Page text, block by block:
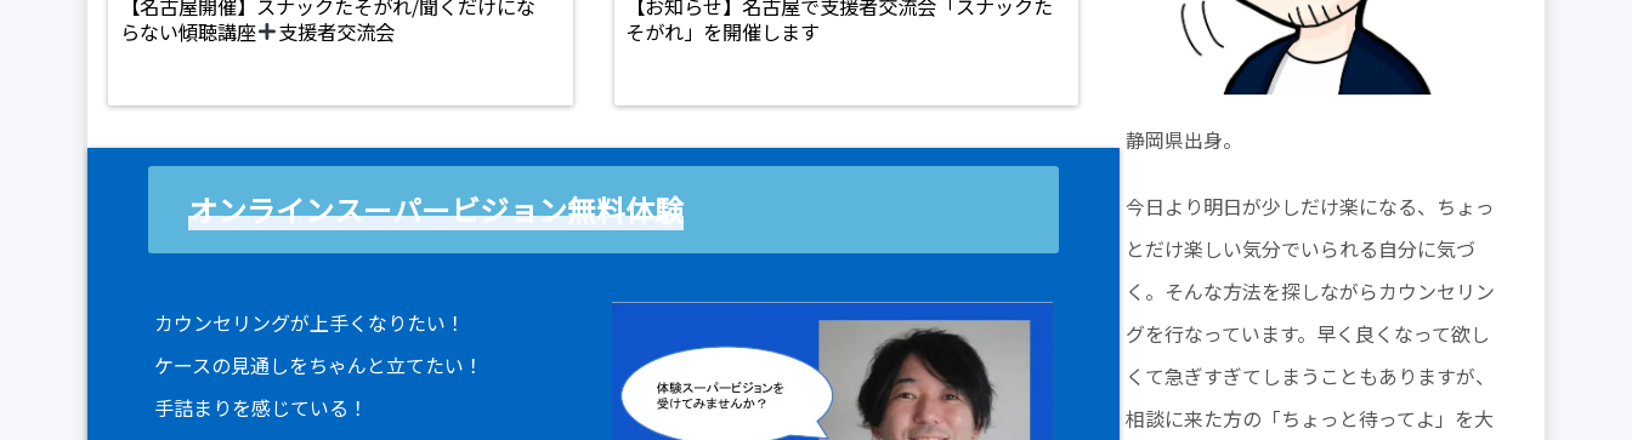
らない傾聴講座
支援者交流会
そがれ」を開催します
オンラインスーパービジョン無料体験
カウンセリングが上手くなりたい！
ケースの見通しをちゃんと立てたい！
手詰まりを感じている！
静岡県出身。
今日より明日が少しだけ楽になる、ちょっ
とだけ楽しい気分でいられる自分に気づ
く。そんな方法を探しながらカウンセリン
グを行なっています。早く良くなって欲し
くて急ぎすぎてしまうこともありますが、
相談に来た方の「ちょっと待ってよ」を大